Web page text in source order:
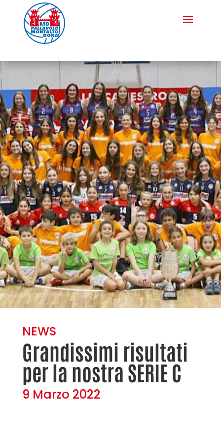
NEWS
Grandissimi risultati
per la nostra SERIE C
9 Marzo 2022